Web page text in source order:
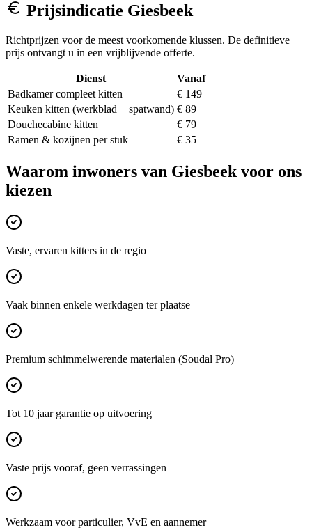
Prijsindicatie Giesbeek
Richtprijzen voor de meest voorkomende klussen. De definitieve
prijs ontvangt u in een vrijblijvende offerte.
Dienst
Vanaf
Badkamer compleet kitten
€ 149
Keuken kitten (werkblad + spatwand) € 89
Douchecabine kitten
€ 79
Ramen & kozijnen per stuk
€ 35
Waarom inwoners van Giesbeek voor ons
kiezen
Vaste, ervaren kitters in de regio
Vaak binnen enkele werkdagen ter plaatse
Premium schimmelwerende materialen (Soudal Pro)
Tot 10 jaar garantie op uitvoering
Vaste prijs vooraf, geen verrassingen
Werkzaam voor particulier, VvE en aannemer